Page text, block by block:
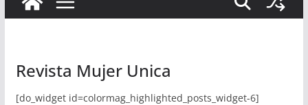
Revista Mujer Unica
[do_widget id=colormag_highlighted_posts_widget-6]